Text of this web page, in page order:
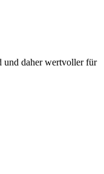
und daher wertvoller für